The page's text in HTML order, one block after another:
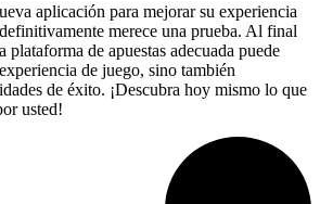
aplicación para mejorar su experiencia
definitivamente merece una prueba. Al final
plataforma de apuestas adecuada puede
de juego, sino también
de éxito. ¡Descubra hoy mismo lo que
usted!